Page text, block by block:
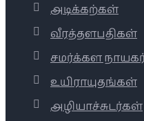
அடிக்கற்கள்
வீரத்தளபதிகள்
சமர்க்கள
உயிராயுதங்கள்
அழியாச்சுடர்கள்